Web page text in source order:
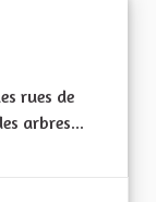
rues de
arbres...